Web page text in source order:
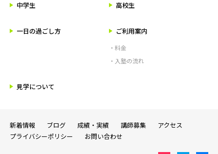
中学生 高校生
一日の過ごし方 ご利用案内
・料金
・入塾の流れ
見学について
新着情報 ブログ 成績・実績 講師募集
アクセス
プライバシーポリシー
お問い合わせ